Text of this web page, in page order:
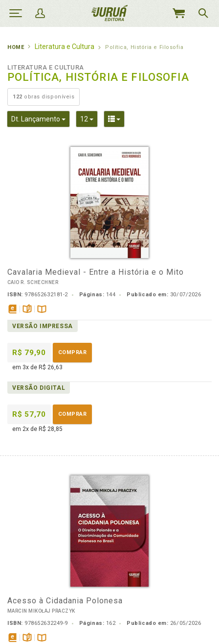
MEU
HOME Literatura e Cultura Política, História e Filosofia
LITERATURA E CULTURA
POLÍTICA, HISTÓRIA E FILOSOFIA
122 obras disponíveis
Dt. Lançamento Toggle Dropdown
12 Toggle DropdownToggle Dropdown
Cavalaria Medieval - Entre a História e o Mito
CAIO R. SCHECHNER
ISBN: 978652632181-2 Páginas: 144 Publicado em: 30/07/2026
disponível
em
páginasDisponível
na
VERSÃO IMPRESSA
R$ 79,90 COMPRAR
em 3x de R$ 26,63
VERSÃO DIGITAL
R$ 57,70 COMPRAR
em 2x de R$ 28,85
Acesso à Cidadania Polonesa
MARCIN MIKOŁAJ PRACZYK
ISBN: 978652632249-9 Páginas: 162 Publicado em: 26/05/2026